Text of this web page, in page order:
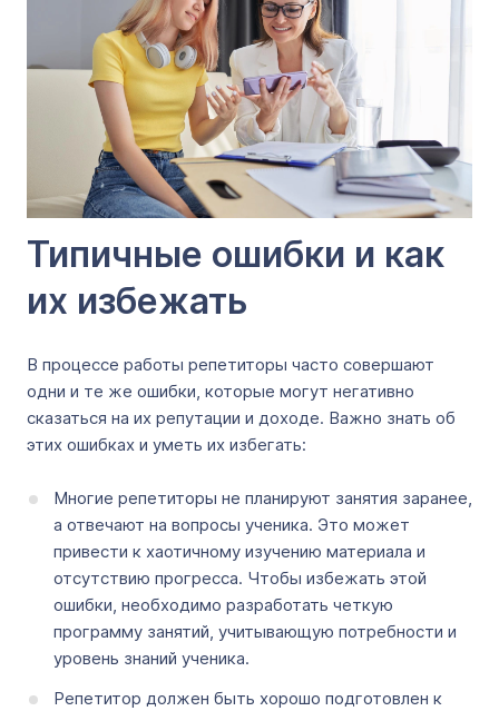
Типичные ошибки и как
их избежать
В процессе работы репетиторы часто совершают
одни и те же ошибки, которые могут негативно
сказаться на их репутации и доходе. Важно знать об
этих ошибках и уметь их избегать:
Многие репетиторы не планируют занятия заранее,
а отвечают на вопросы ученика. Это может
привести к хаотичному изучению материала и
отсутствию прогресса. Чтобы избежать этой
ошибки, необходимо разработать четкую
программу занятий, учитывающую потребности и
уровень знаний ученика.
Репетитор должен быть хорошо подготовлен к